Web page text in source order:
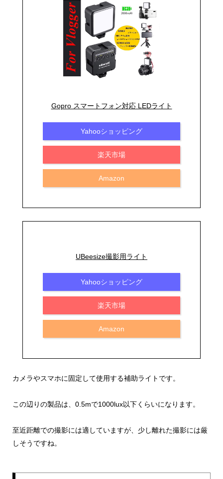
Gopro スマートフォン対応 LEDライト
Yahooショッピング
楽天市場
Amazon
UBeesize撮影用ライト
Yahooショッピング
楽天市場
Amazon
カメラやスマホに固定して使用する補助ライトです。
この辺りの製品は、0.5mで1000lux以下くらいになります。
至近距離での撮影には適していますが、少し離れた撮影には厳
しそうですね。